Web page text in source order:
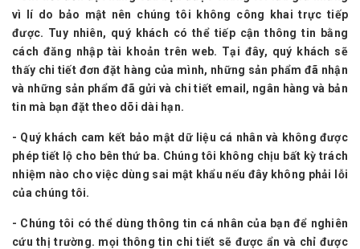
vì lí do bảo mật nên chúng tôi không công khai trực tiếp
được. Tuy nhiên, quý khách có thể tiếp cận thông tin bằng
cách đăng nhập tài khoản trên web. Tại đây, quý khách sẽ
thấy chi tiết đơn đặt hàng của mình, những sản phẩm đã nhận
và những sản phẩm đã gửi và chi tiết email, ngân hàng và bản
tin mà bạn đặt theo dõi dài hạn.
- Quý khách cam kết bảo mật dữ liệu cá nhân và không được
phép tiết lộ cho bên thứ ba. Chúng tôi không chịu bất kỳ trách
nhiệm nào cho việc dùng sai mật khẩu nếu đây không phải lỗi
của chúng tôi.
- Chúng tôi có thể dùng thông tin cá nhân của bạn để nghiên
cứu thị trường. mọi thông tin chi tiết sẽ được ẩn và chỉ được